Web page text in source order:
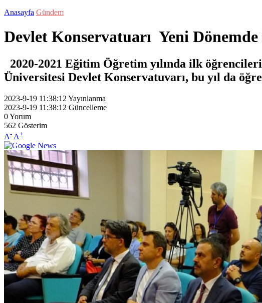
Anasayfa Gündem
Devlet Konservatuarı Yeni
2020-2021 Eğitim Öğretim yılında ilk
Üniversitesi Devlet Konservatuvarı, bu yıl da
2023-9-19 11:38:12 Yayınlanma
2023-9-19 11:38:12 Güncelleme
0Yorum
562 Gösterim
A- A+